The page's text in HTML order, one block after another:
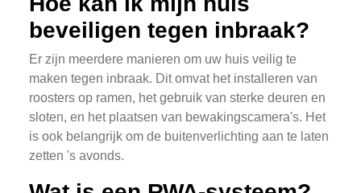
beveiligen tegen inbraak?
Er zijn meerdere manieren om uw huis veilig te
maken tegen inbraak. Dit omvat het installeren van
roosters op ramen, het gebruik van sterke deuren en
sloten, en het plaatsen van bewakingscamera's. Het
is ook belangrijk om de buitenverlichting aan te laten
zetten 's avonds.